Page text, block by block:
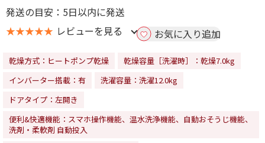
発送の目安：5日以内に発送
★★★★★ レビューを見る お気に入り追加
乾燥方式：ヒートポンプ乾燥
乾燥容量［洗濯時］：乾燥7.0kg
インバーター搭載：有
洗濯容量：洗濯12.0kg
ドアタイプ：左開き
便利&快適機能：スマホ操作機能、温水洗浄機能、自動おそうじ機能、
洗剤・柔軟剤 自動投入